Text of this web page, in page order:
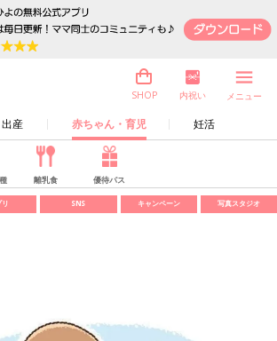
産 赤ちゃん・育児 妊活
SHOP 内祝い メニュー
離乳食 優待パス
SNS キャンペーン 写真スタジオ